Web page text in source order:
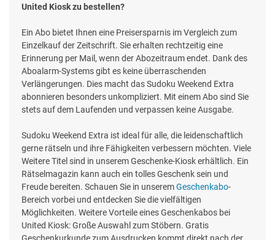
United Kiosk zu bestellen?
Ein Abo bietet Ihnen eine Preisersparnis im Vergleich zum
Einzelkauf der Zeitschrift. Sie erhalten rechtzeitig eine
Erinnerung per Mail, wenn der Abozeitraum endet. Dank des
Aboalarm-Systems gibt es keine überraschenden
Verlängerungen. Dies macht das Sudoku Weekend Extra
abonnieren besonders unkompliziert. Mit einem Abo sind Sie
stets auf dem Laufenden und verpassen keine Ausgabe.
Sudoku Weekend Extra ist ideal für alle, die leidenschaftlich
gerne rätseln und ihre Fähigkeiten verbessern möchten. Viele
Weitere Titel sind in unserem Geschenke-Kiosk erhältlich. Ein
Rätselmagazin kann auch ein tolles Geschenk sein und
Freude bereiten. Schauen Sie in unseremGeschenkabo-
Bereich vorbei und entdecken Sie die vielfältigen
Möglichkeiten. Weitere Vorteile eines Geschenkabos bei
United Kiosk: Große Auswahl zum Stöbern. Gratis